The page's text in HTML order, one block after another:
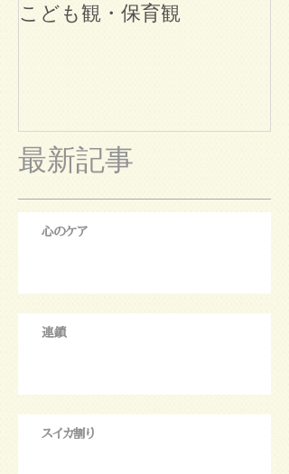
こども観・保育観
最新記事
心のケア
連鎖
スイカ割り